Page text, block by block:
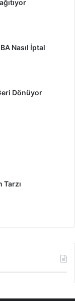
Nasıl İptal
Dönüyor
Tarzı